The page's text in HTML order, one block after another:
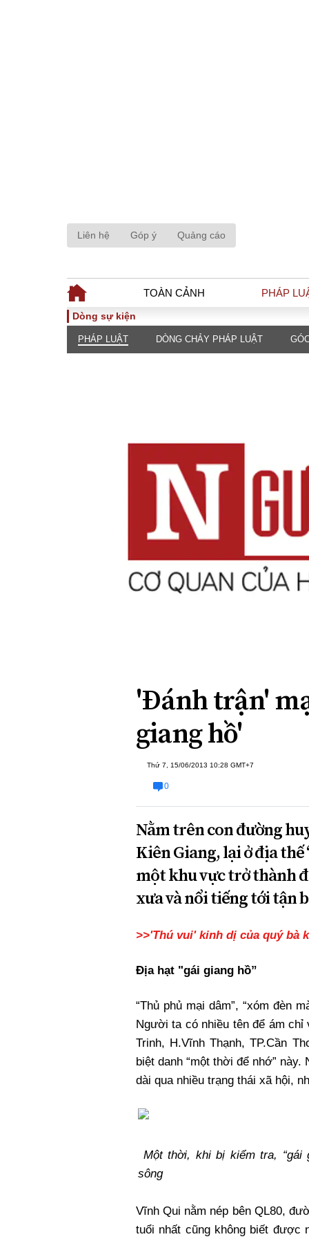
Liên hệ Góp ý Quảng cáo
TOÀN CẢNH PHÁP
TOÀN CẢNH
Thế giới
ĐA CHIỀU
Dòng sự kiện
PHÁP LUẬT DÒNG CHẢY PHÁP LUẬT
'Đánh trận'
giang hồ'
Thứ 7, 15/06/2013 10:28 GMT+7
0
Nằm trên con đường
Kiên Giang, lại ở địa
một khu vực trở thành
xưa và nổi tiếng tới tận
>>'Thú vui' kinh dị của quý bà
Địa hạt "gái giang hồ”
“Thủ phủ mại dâm”, “xóm đèn
Người ta có nhiều tên để ám
Trinh, H.Vĩnh Thạnh, TP.Cần
biệt danh “một thời để nhớ”
dài qua nhiều trạng thái xã hội,
Một thời, khi bị kiểm tra, “gái
sông
Vĩnh Qui nằm nép bên QL80,
tuổi nhất cũng không biết